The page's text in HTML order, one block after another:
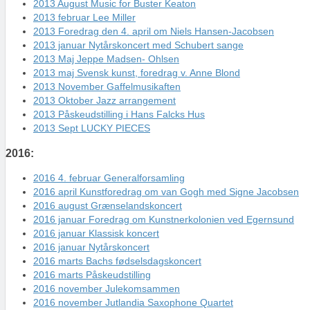
2013 August Music for Buster Keaton
2013 februar Lee Miller
2013 Foredrag den 4. april om Niels Hansen-Jacobsen
2013 januar Nytårskoncert med Schubert sange
2013 Maj Jeppe Madsen- Ohlsen
2013 maj Svensk kunst, foredrag v. Anne Blond
2013 November Gaffelmusikaften
2013 Oktober Jazz arrangement
2013 Påskeudstilling i Hans Falcks Hus
2013 Sept LUCKY PIECES
2016:
2016 4. februar Generalforsamling
2016 april Kunstforedrag om van Gogh med Signe Jacobsen
2016 august Grænselandskoncert
2016 januar Foredrag om Kunstnerkolonien ved Egernsund
2016 januar Klassisk koncert
2016 januar Nytårskoncert
2016 marts Bachs fødselsdagskoncert
2016 marts Påskeudstilling
2016 november Julekomsammen
2016 november Jutlandia Saxophone Quartet